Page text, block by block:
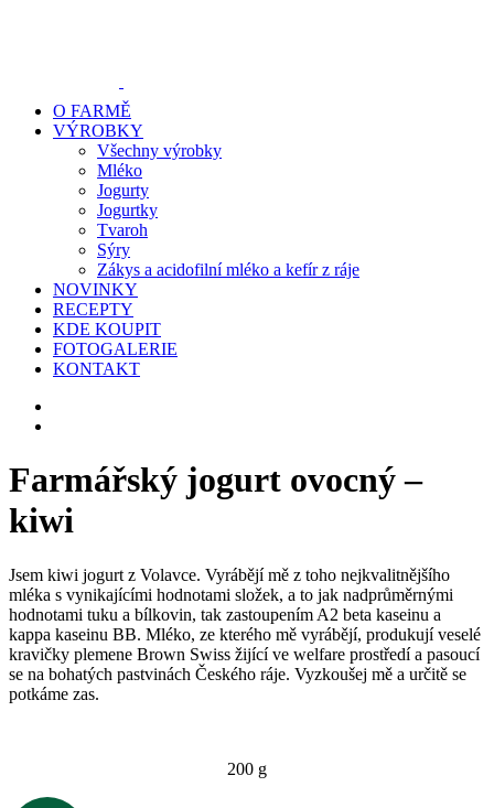
O FARMĚ
VÝROBKY
Všechny výrobky
Mléko
Jogurty
Jogurtky
Tvaroh
Sýry
Zákys a acidofilní mléko a kefír z ráje
NOVINKY
RECEPTY
KDE KOUPIT
FOTOGALERIE
KONTAKT
Farmářský jogurt ovocný –
kiwi
Jsem kiwi jogurt z Volavce. Vyrábějí mě z toho nejkvalitnějšího
mléka s vynikajícími hodnotami složek, a to jak nadprůměrnými
hodnotami tuku a bílkovin, tak zastoupením A2 beta kaseinu a
kappa kaseinu BB. Mléko, ze kterého mě vyrábějí, produkují veselé
kravičky plemene Brown Swiss žijící ve welfare prostředí a pasoucí
se na bohatých pastvinách Českého ráje. Vyzkoušej mě a určitě se
potkáme zas.
200 g